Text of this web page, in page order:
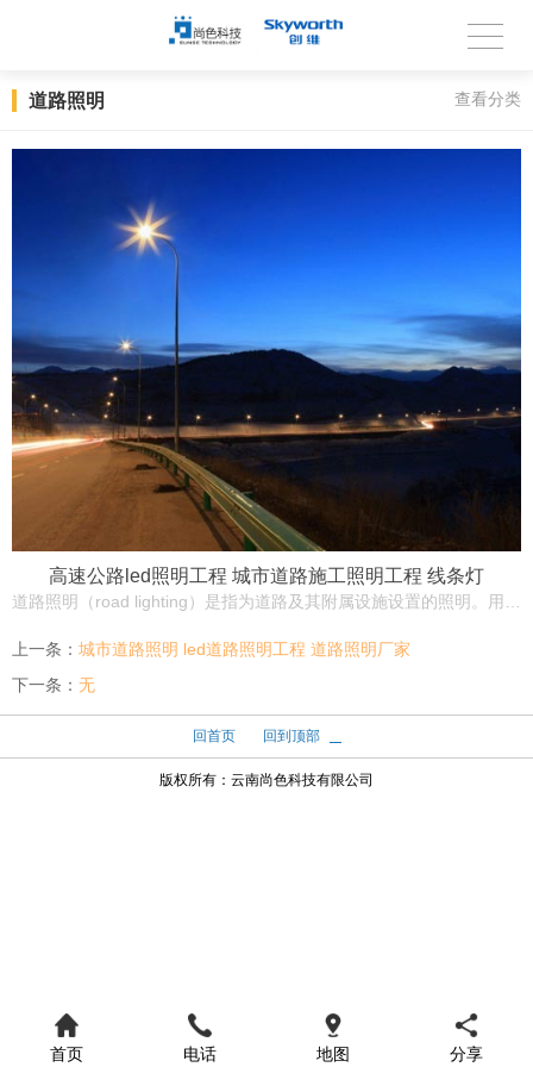
道路照明 查看分类
高速公路led照明工程 城市道路施工照明工程 线条灯
道路照明（road lighting）是指为道路及其附属设施设置的照明。用于提高夜间车辆行驶和行人行走的安全性，防止发生交通事故。合理设置，可以改善交通条件，减少驾驶疲劳，提高道路通行能力，有效减少交通事故。
上一条： 城市道路照明 led道路照明工程 道路照明厂家
下一条： 无
回首页 回到顶部
版权所有： 云南尚色科技有限公司
首页 电话 地图 分享